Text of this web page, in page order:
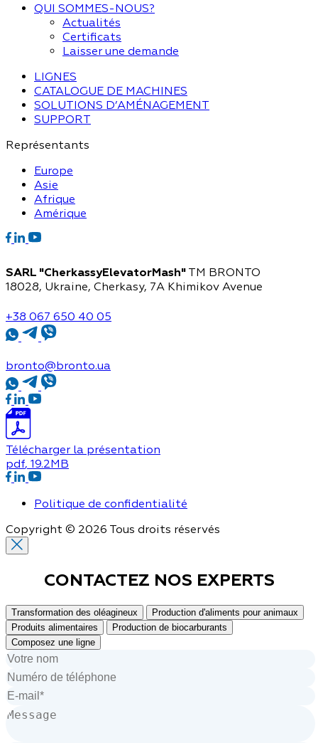
QUI SOMMES-NOUS?
Actualités
Certificats
Laisser une demande
LIGNES
CATALOGUE DE MACHINES
SOLUTIONS D’AMÉNAGEMENT
SUPPORT
Représentants
Europe
Asie
Afrique
Amérique
SARL "CherkassyElevatorMash" TM BRONTO
18028, Ukraine, Cherkasy, 7A Khimikov Avenue
+38 067 650 40 05
bronto@bronto.ua
Télécharger la présentation
pdf, 19.2MB
Politique de confidentialité
Copyright © 2026 Tous droits réservés
CONTACTEZ NOS EXPERTS
Transformation des oléagineux
Production d'aliments pour animaux
Produits alimentaires
Production de biocarburants
Composez une ligne